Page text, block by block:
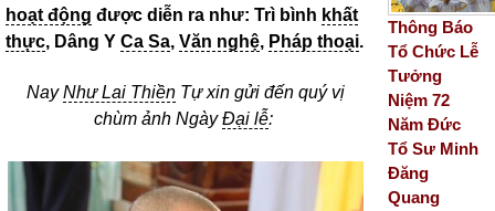
hoạt động được diễn ra như: Trì bình khất
thực, Dâng Y Ca Sa, Văn nghệ, Pháp thoại.
NayNhư Lai Thiền Tự xin gửi đến quý vị
chùm ảnh NgàyĐại lễ:
Thông Báo
Tổ Chức Lễ
Tưởng
Niệm 72
Năm Đức
Tổ Sư Minh
Đăng
Quang